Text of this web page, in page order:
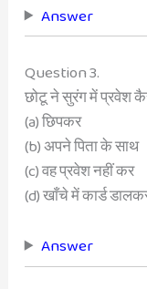
Answer
Question 3.
छोटू ने सुरंग में प्रवेश
(a) छिपकर
(b) अपने पिता के साथ
(c) वह प्रवेश नहीं कर
(d) खाँचे में कार्ड
Answer